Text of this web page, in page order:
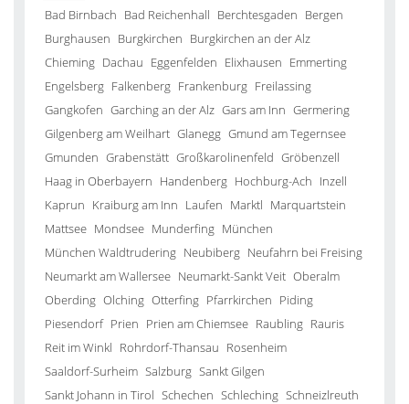
Bad Birnbach Bad Reichenhall Berchtesgaden Bergen
Burghausen Burgkirchen Burgkirchen an der Alz
Chieming Dachau Eggenfelden Elixhausen Emmerting
Engelsberg Falkenberg Frankenburg Freilassing
Gangkofen Garching an der Alz Gars am Inn Germering
Gilgenberg am Weilhart Glanegg Gmund am Tegernsee
Gmunden Grabenstätt Großkarolinenfeld Gröbenzell
Haag in Oberbayern Handenberg Hochburg-Ach Inzell
Kaprun Kraiburg am Inn Laufen Marktl Marquartstein
Mattsee Mondsee Munderfing München
München Waldtrudering Neubiberg Neufahrn bei Freising
Neumarkt am Wallersee Neumarkt-Sankt Veit Oberalm
Oberding Olching Otterfing Pfarrkirchen Piding
Piesendorf Prien Prien am Chiemsee Raubling Rauris
Reit im Winkl Rohrdorf-Thansau Rosenheim
Saaldorf-Surheim Salzburg Sankt Gilgen
Sankt Johann in Tirol Schechen Schleching Schneizlreuth